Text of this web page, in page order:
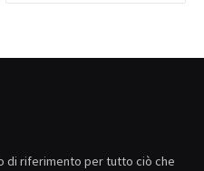
di riferimento per tutto ciò che